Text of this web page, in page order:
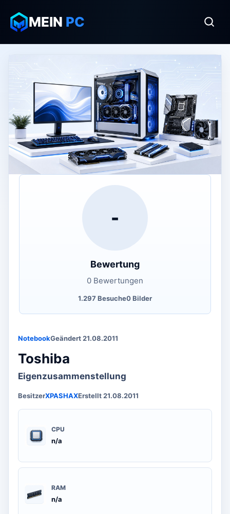
MEIN PC
NotebookGeändert 21.08.2011
Toshiba
Eigenzusammenstellung
BesitzerXPASHAXErstellt 21.08.2011
CPU
n/a
RAM
n/a
-
Bewertung
0 Bewertungen
1.297 Besuche0 Bilder